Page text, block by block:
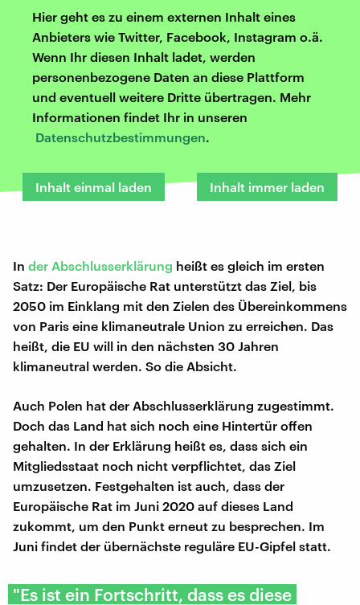
Hier geht es zu einem externen Inhalt eines
Anbieters wie Twitter, Facebook, Instagram o.ä.
Wenn Ihr diesen Inhalt ladet, werden
personenbezogene Daten an diese Plattform
und eventuell weitere Dritte übertragen. Mehr
Informationen findet Ihr in unseren
Datenschutzbestimmungen.
Inhalt einmal laden Inhalt immer laden
In der Abschlusserklärung heißt es gleich im ersten
Satz: Der Europäische Rat unterstützt das Ziel, bis
2050 im Einklang mit den Zielen des Übereinkommens
von Paris eine klimaneutrale Union zu erreichen. Das
heißt, die EU will in den nächsten 30 Jahren
klimaneutral werden. So die Absicht.
Auch Polen hat der Abschlusserklärung zugestimmt.
Doch das Land hat sich noch eine Hintertür offen
gehalten. In der Erklärung heißt es, dass sich ein
Mitgliedsstaat noch nicht verpflichtet, das Ziel
umzusetzen. Festgehalten ist auch, dass der
Europäische Rat im Juni 2020 auf dieses Land
zukommt, um den Punkt erneut zu besprechen. Im
Juni findet der übernächste reguläre EU-Gipfel statt.
"Es ist ein Fortschritt, dass es diese